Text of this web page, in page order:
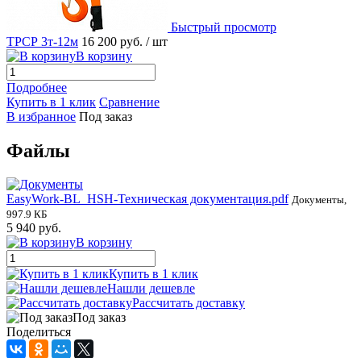
Быстрый просмотр
ТРСР 3т-12м 16 200 руб. / шт
В корзину
Подробнее
Купить в 1 клик Сравнение
В избранное Под заказ
Файлы
EasyWork-BL_HSH-Техническая документация.pdf Документы,
997.9 КБ
5 940 руб.
В корзину
Купить в 1 клик
Нашли дешевле
Рассчитать доставку
Под заказ
Поделиться